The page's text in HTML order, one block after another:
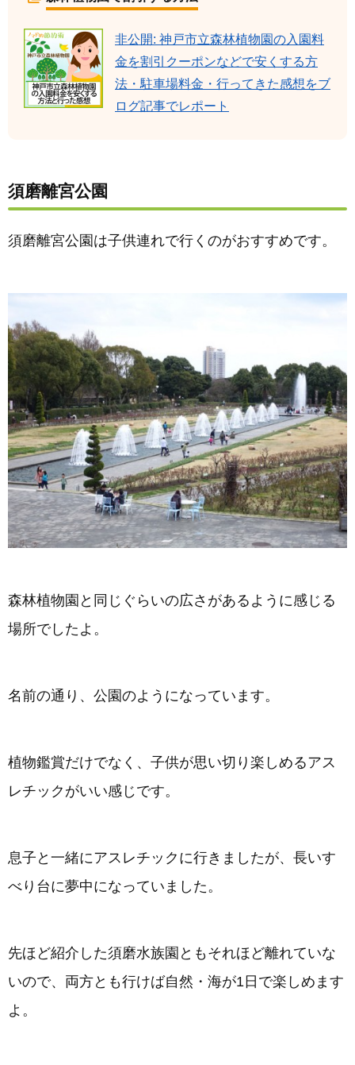
非公開: 神戸市立森林植物園の入園料
金を割引クーポンなどで安くする方
法・駐車場料金・行ってきた感想をブ
ログ記事でレポート
須磨離宮公園
須磨離宮公園は子供連れで行くのがおすすめです。
森林植物園と同じぐらいの広さがあるように感じる
場所でしたよ。
名前の通り、公園のようになっています。
植物鑑賞だけでなく、子供が思い切り楽しめるアス
レチックがいい感じです。
息子と一緒にアスレチックに行きましたが、長いす
べり台に夢中になっていました。
先ほど紹介した須磨水族園ともそれほど離れていな
いので、両方とも行けば自然・海が1日で楽しめます
よ。